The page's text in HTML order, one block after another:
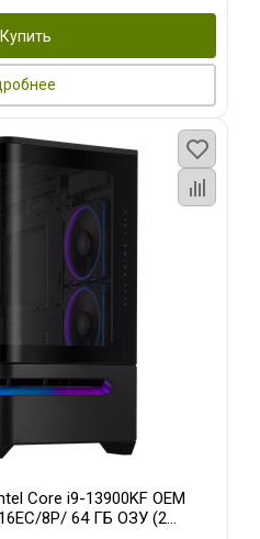
Купить
Core i9-13900KF OEM
8P/ 64 ГБ ОЗУ (2